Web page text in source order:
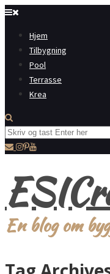
Hjem
Tilbygning
Pool
Terrasse
Krea
En blog om